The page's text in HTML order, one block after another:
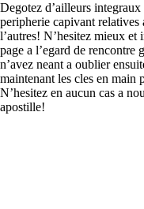
Degotez d’ailleurs
peripherie capivant
l’autres! N’hesitez mieux
page a l’egard de rencontre
n’avez neant a oublier
maintenant les cles en
N’hesitez en aucun cas a
apostille!